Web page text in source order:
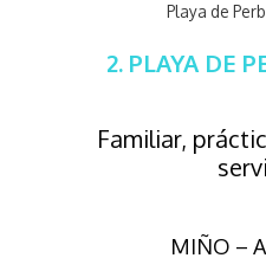
Playa de
2. PLAYA DE
Familiar,
MIÑO –